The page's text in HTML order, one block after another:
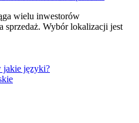
wielu inwestorów
sprzedaż. Wybór lokalizacji jest
jakie języki?